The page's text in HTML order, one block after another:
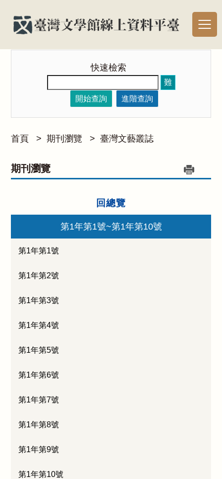
快速檢索
難
開始查詢
進階查詢
首頁 > 期刊瀏覽 > 臺灣文藝叢誌
期刊瀏覽
回總覽
第1年第1號~第1年第10號
第1年第1號
第1年第2號
第1年第3號
第1年第4號
第1年第5號
第1年第6號
第1年第7號
第1年第8號
第1年第9號
第1年第10號